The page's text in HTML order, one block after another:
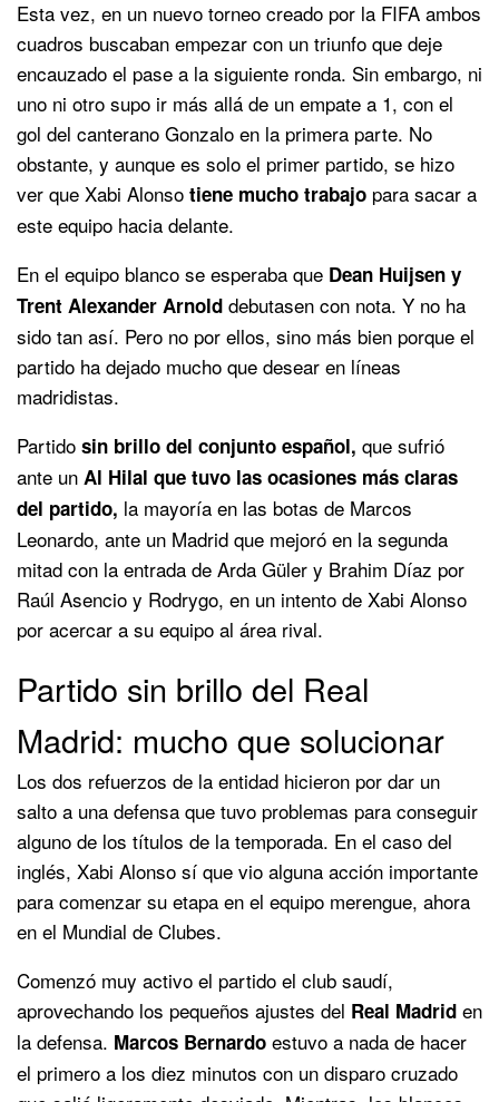
Esta vez, en un nuevo torneo creado por la FIFA ambos
cuadros buscaban empezar con un triunfo que deje
encauzado el pase a la siguiente ronda. Sin embargo, ni
uno ni otro supo ir más allá de un empate a 1, con el
gol del canterano Gonzalo en la primera parte. No
obstante, y aunque es solo el primer partido, se hizo
ver que Xabi Alonso tiene mucho trabajo para sacar a
este equipo hacia delante.
En el equipo blanco se esperaba que Dean Huijsen y
Trent Alexander Arnold debutasen con nota. Y no ha
sido tan así. Pero no por ellos, sino más bien porque el
partido ha dejado mucho que desear en líneas
madridistas.
Partido sin brillo del conjunto español, que sufrió
ante un Al Hilal que tuvo las ocasiones más claras
del partido, la mayoría en las botas de Marcos
Leonardo, ante un Madrid que mejoró en la segunda
mitad con la entrada de Arda Güler y Brahim Díaz por
Raúl Asencio y Rodrygo, en un intento de Xabi Alonso
por acercar a su equipo al área rival.
Partido sin brillo del Real
Madrid: mucho que solucionar
Los dos refuerzos de la entidad hicieron por dar un
salto a una defensa que tuvo problemas para conseguir
alguno de los títulos de la temporada. En el caso del
inglés, Xabi Alonso sí que vio alguna acción importante
para comenzar su etapa en el equipo merengue, ahora
en el Mundial de Clubes.
Comenzó muy activo el partido el club saudí,
aprovechando los pequeños ajustes del Real Madrid en
la defensa. Marcos Bernardo estuvo a nada de hacer
el primero a los diez minutos con un disparo cruzado